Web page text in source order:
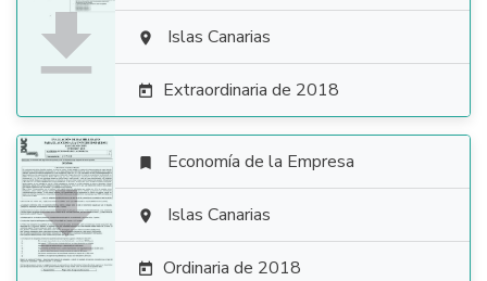
  Islas Canarias
 Extraordinaria de 2018

 Economía de la Empresa
 Islas Canarias
 Ordinaria de 2018